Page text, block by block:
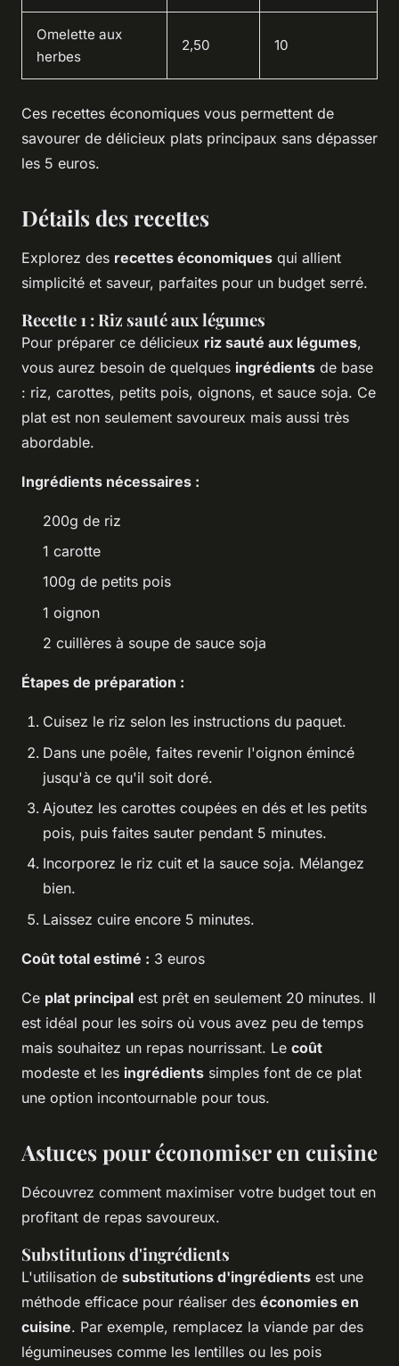
Omelette aux
herbes
2,50 10
Ces recettes économiques vous permettent de
savourer de délicieux plats principaux sans dépasser
les 5 euros.
Détails des recettes
Explorez des recettes économiques qui allient
simplicité et saveur, parfaites pour un budget serré.
Recette 1 : Riz sauté aux légumes
Pour préparer ce délicieux riz sauté aux légumes,
vous aurez besoin de quelques ingrédients de base
: riz, carottes, petits pois, oignons, et sauce soja. Ce
plat est non seulement savoureux mais aussi très
abordable.
Ingrédients nécessaires :
200g de riz
1 carotte
100g de petits pois
1 oignon
2 cuillères à soupe de sauce soja
Étapes de préparation :
Cuisez le riz selon les instructions du paquet.
Dans une poêle, faites revenir l'oignon émincé
jusqu'à ce qu'il soit doré.
Ajoutez les carottes coupées en dés et les petits
pois, puis faites sauter pendant 5 minutes.
Incorporez le riz cuit et la sauce soja. Mélangez
bien.
Laissez cuire encore 5 minutes.
Coût total estimé : 3 euros
Ce plat principal est prêt en seulement 20 minutes. Il
est idéal pour les soirs où vous avez peu de temps
mais souhaitez un repas nourrissant. Le coût
modeste et les ingrédients simples font de ce plat
une option incontournable pour tous.
Astuces pour économiser en cuisine
Découvrez comment maximiser votre budget tout en
profitant de repas savoureux.
Substitutions d'ingrédients
L'utilisation de substitutions d'ingrédients est une
méthode efficace pour réaliser des économies en
cuisine. Par exemple, remplacez la viande par des
légumineuses comme les lentilles ou les pois